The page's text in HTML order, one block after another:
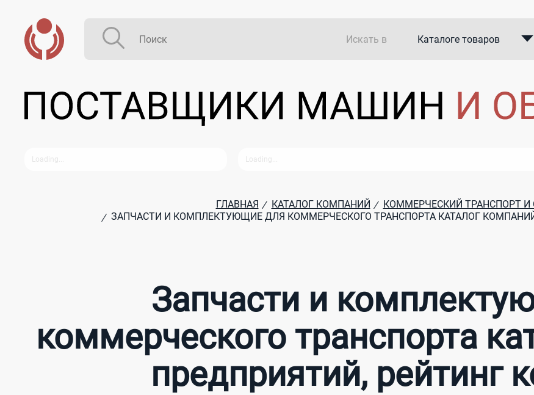
Искать в Каталоге товаров
В закупках
ГЛАВНАЯ / КАТАЛОГ КОМПАНИЙ / КОММЕРЧЕСКИЙ ТРАНСПОРТ И
/ ЗАПЧАСТИ И КОМПЛЕКТУЮЩИЕ ДЛЯ КОММЕРЧЕСКОГО ТРАНСПОРТА КАТАЛОГ
Запчасти и
коммерческого транспорта
предприятий, рейтинг